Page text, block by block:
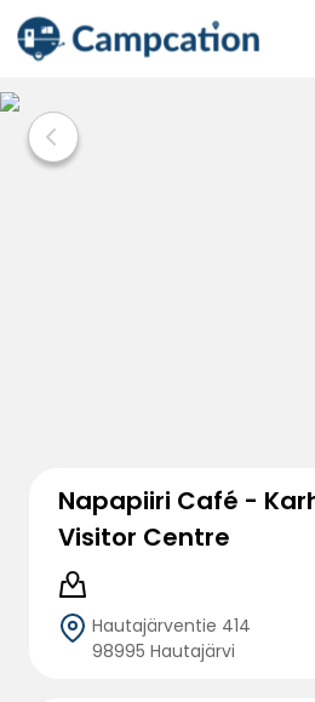
Napapiiri Café -
Visitor Centre
Hautajärventie 414
98995 Hautajärvi